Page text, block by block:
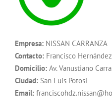
Empresa: NISSAN CARRANZA
Contacto: Francisco
Domicilio: Av. Vanustiano
Ciudad: San Luis Potosi
Email: